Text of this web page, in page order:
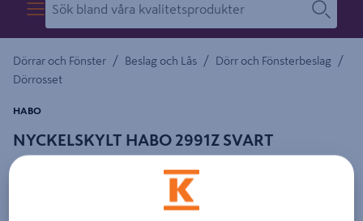
Dörrar och Fönster / Beslag och Lås / Dörr och Fönsterbeslag /
Dörrosset
NYCKELSKYLT HABO 2991Z SVART
HABO
Detaljerad beskrivning finns i produktbeskrivningsområdet